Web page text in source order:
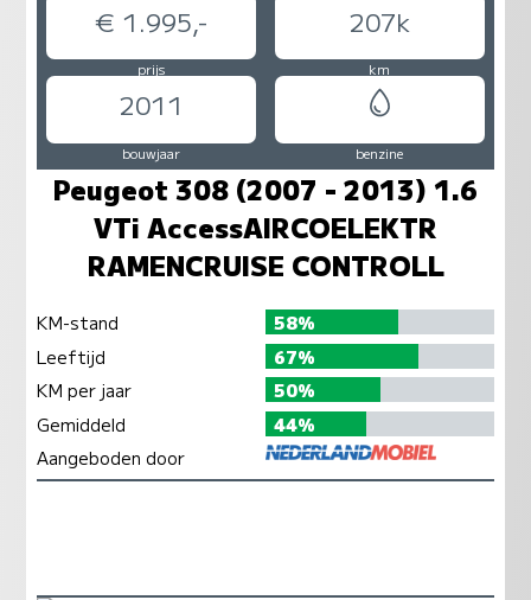
€ 1.995,- 207k
prijs km
2011
bouwjaar benzine
Peugeot 308 (2007 - 2013) 1.6
VTi AccessAIRCOELEKTR
RAMENCRUISE CONTROLL
KM-stand
58%
Leeftijd
67%
KM per jaar
50%
Gemiddeld
44%
Aangeboden door